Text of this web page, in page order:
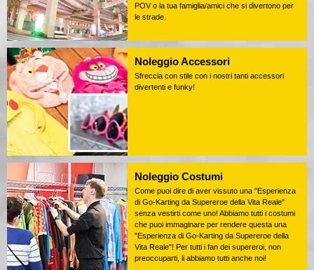
POV o la tua famiglia/amici che si divertono per
le strade.
Noleggio Accessori
Sfreccia con stile con i nostri tanti accessori
divertenti e funky!
Noleggio Costumi
Come puoi dire di aver vissuto una "Esperienza
di Go-Karting da Supereroe della Vita Reale"
senza vestirti come uno! Abbiamo tutti i costumi
che puoi immaginare per rendere questa una
"Esperienza di Go-Karting da Supereroe della
Vita Reale"! Per tutti i fan dei supereroi, non
preoccuparti, li abbiamo tutti anche noi!